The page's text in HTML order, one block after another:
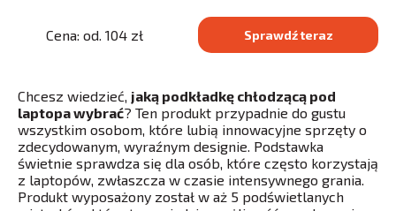
Cena: od. 104 zł Sprawdź teraz
Chcesz wiedzieć, jaką podkładkę chłodzącą pod
laptopa wybrać? Ten produkt przypadnie do gustu
wszystkim osobom, które lubią innowacyjne sprzęty o
zdecydowanym, wyraźnym designie. Podstawka
świetnie sprawdza się dla osób, które często korzystają
z laptopów, zwłaszcza w czasie intensywnego grania.
Produkt wyposażony został w aż 5 podświetlanych